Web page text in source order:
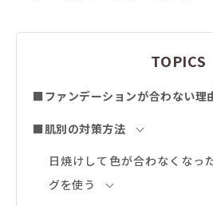
TOPICS
■ファンデーションが合わない理
■肌別の対策方法
日焼けして色が合わなくなっ
グを使う